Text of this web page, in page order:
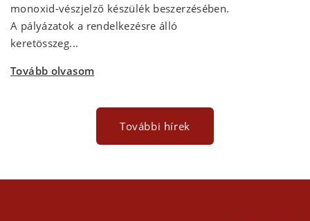
monoxid-vészjelző készülék beszerzésében.
A pályázatok a rendelkezésre álló
keretösszeg...
Tovább olvasom
További hírek